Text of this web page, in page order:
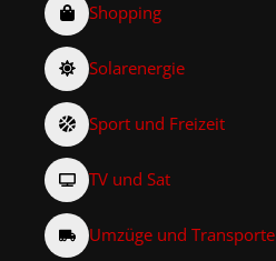
Shopping
Solarenergie
Sport und Freizeit
TV und Sat
Umzüge und Transporte